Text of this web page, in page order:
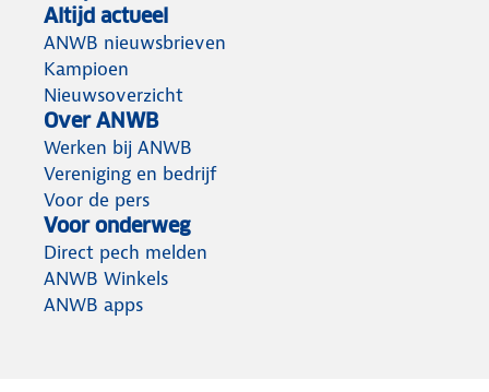
Altijd actueel
ANWB nieuwsbrieven
Kampioen
Nieuwsoverzicht
Over ANWB
Werken bij ANWB
Vereniging en bedrijf
Voor de pers
Voor onderweg
Direct pech melden
ANWB Winkels
ANWB apps